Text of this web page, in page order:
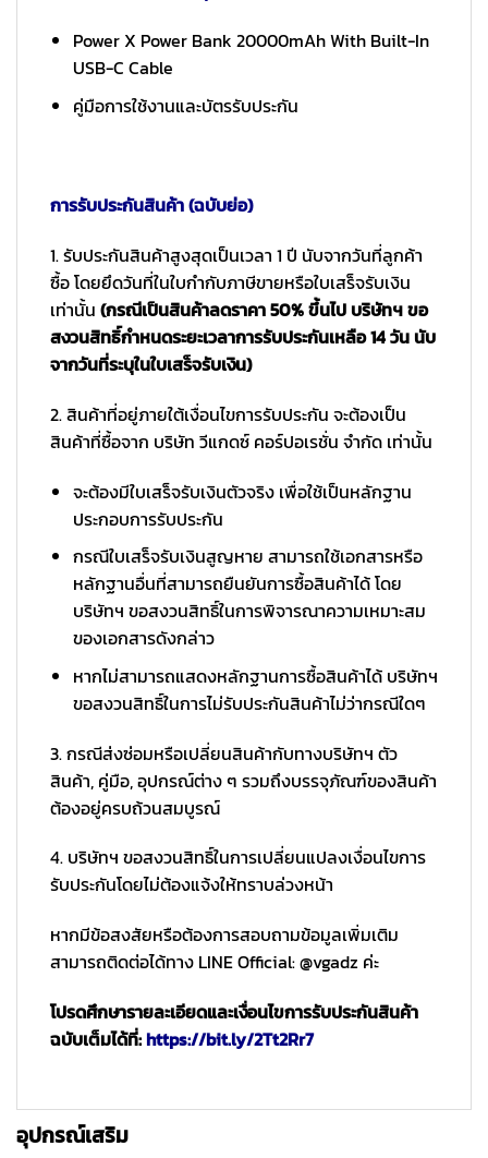
Power X Power Bank 20000mAh With Built-In
USB-C Cable
คู่มือการใช้งานและบัตรรับประกัน
การรับประกันสินค้า (ฉบับย่อ)
1. รับประกันสินค้าสูงสุดเป็นเวลา 1 ปี นับจากวันที่ลูกค้า
ซื้อ โดยยึดวันที่ในใบกำกับภาษีขายหรือใบเสร็จรับเงิน
เท่านั้น (กรณีเป็นสินค้าลดราคา 50% ขึ้นไป บริษัทฯ ขอ
สงวนสิทธิ์กำหนดระยะเวลาการรับประกันเหลือ 14 วัน นับ
จากวันที่ระบุในใบเสร็จรับเงิน)
2. สินค้าที่อยู่ภายใต้เงื่อนไขการรับประกัน จะต้องเป็น
สินค้าที่ซื้อจาก บริษัท วีแกดซ์ คอร์ปอเรชั่น จำกัด เท่านั้น
จะต้องมีใบเสร็จรับเงินตัวจริง เพื่อใช้เป็นหลักฐาน
ประกอบการรับประกัน
กรณีใบเสร็จรับเงินสูญหาย สามารถใช้เอกสารหรือ
หลักฐานอื่นที่สามารถยืนยันการซื้อสินค้าได้ โดย
บริษัทฯ ขอสงวนสิทธิ์ในการพิจารณาความเหมาะสม
ของเอกสารดังกล่าว
หากไม่สามารถแสดงหลักฐานการซื้อสินค้าได้ บริษัทฯ
ขอสงวนสิทธิ์ในการไม่รับประกันสินค้าไม่ว่ากรณีใดๆ
3. กรณีส่งซ่อมหรือเปลี่ยนสินค้ากับทางบริษัทฯ ตัว
สินค้า, คู่มือ, อุปกรณ์ต่าง ๆ รวมถึงบรรจุภัณฑ์ของสินค้า
ต้องอยู่ครบถ้วนสมบูรณ์
4. บริษัทฯ ขอสงวนสิทธิ์ในการเปลี่ยนแปลงเงื่อนไขการ
รับประกันโดยไม่ต้องแจ้งให้ทราบล่วงหน้า
หากมีข้อสงสัยหรือต้องการสอบถามข้อมูลเพิ่มเติม
สามารถติดต่อได้ทาง LINE Official: @vgadz ค่ะ
โปรดศึกษารายละเอียดและเงื่อนไขการรับประกันสินค้า
ฉบับเต็มได้ที่:https://bit.ly/2Tt2Rr7
อุปกรณ์เสริม